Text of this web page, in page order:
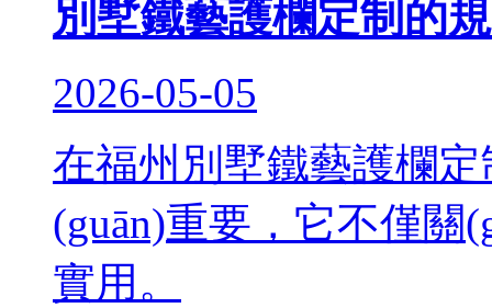
別墅鐵藝護欄定制的
2026-05-05
在福州別墅鐵藝護欄定
(guān)重要，它不僅關
實用。